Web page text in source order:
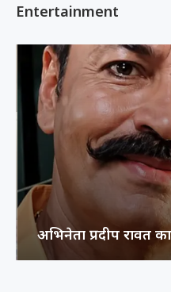
Entertainment
अभिनेता प्रदीप रावत